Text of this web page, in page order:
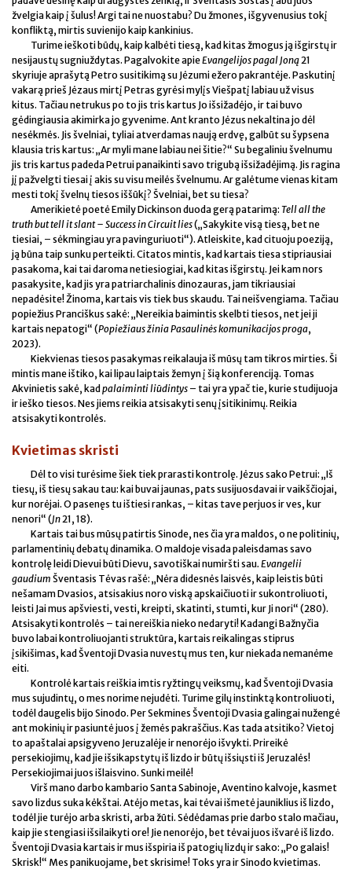
žvelgia kaip į šulus! Argi tai ne nuostabu? Du žmones, išgyvenusius tokį
konfliktą, mirtis suvienijo kaip kankinius.
Turime ieškoti būdų, kaip kalbėti tiesą, kad kitas žmogus ją išgirstų ir
nesijaustų sugniuždytas. Pagalvokite apieEvangelijos pagal Joną21
skyriuje aprašytą Petro susitikimą su Jėzumi ežero pakrantėje. Paskutinį
vakarą prieš Jėzaus mirtį Petras gyrėsi mylįs Viešpatį labiau už visus
kitus. Tačiau netrukus po to jis tris kartus Jo išsižadėjo, ir tai buvo
gėdingiausia akimirka jo gyvenime. Ant kranto Jėzus nekaltina jo dėl
nesėkmės. Jis švelniai, tyliai atverdamas naują erdvę, galbūt su šypsena
klausia tris kartus: „Ar myli mane labiau nei šitie?“ Su begaliniu švelnumu
jis tris kartus padeda Petrui panaikinti savo trigubą išsižadėjimą. Jis ragina
jį pažvelgti tiesai į akis su visu meilės švelnumu. Ar galėtume vienas kitam
mesti tokį švelnų tiesos iššūkį? Švelniai, bet su tiesa?
Amerikietė poetė Emily Dickinson duoda gerą patarimą: Tell all the
truth but tell it slant – Success in Circuit lies(„Sakykite visą tiesą, bet ne
tiesiai, – sėkmingiau yra pavinguriuoti“). Atleiskite, kad cituoju poeziją,
ją būna taip sunku perteikti. Citatos mintis, kad kartais tiesa stipriausiai
pasakoma, kai tai daroma netiesiogiai, kad kitas išgirstų. Jei kam nors
pasakysite, kad jis yra patriarchalinis dinozauras, jam tikriausiai
nepadėsite! Žinoma, kartais vis tiek bus skaudu. Tai neišvengiama. Tačiau
popiežius Pranciškus sakė: „Nereikia baimintis skelbti tiesos, net jei ji
kartais nepatogi“ (Popiežiaus žinia Pasaulinės komunikacijos proga,
2023).
Kiekvienas tiesos pasakymas reikalauja iš mūsų tam tikros mirties. Ši
mintis mane ištiko, kai lipau laiptais žemyn į šią konferenciją. Tomas
Akvinietis sakė, kadpalaiminti liūdintys – tai yra ypač tie, kurie studijuoja
ir ieško tiesos. Nes jiems reikia atsisakyti senų įsitikinimų. Reikia
atsisakyti kontrolės.
Kvietimas skristi
Dėl to visi turėsime šiek tiek prarasti kontrolę. Jėzus sako Petrui: „Iš
tiesų, iš tiesų sakau tau: kai buvai jaunas, pats susijuosdavai ir vaikščiojai,
kur norėjai. O pasenęs tu ištiesi rankas, – kitas tave perjuos ir ves, kur
nenori“ (Jn21, 18).
Kartais tai bus mūsų patirtis Sinode, nes čia yra maldos, o ne politinių,
parlamentinių debatų dinamika. O maldoje visada paleisdamas savo
kontrolę leidi Dievui būti Dievu, savotiškai numiršti sau. Evangelii
gaudium Šventasis Tėvas rašė: „Nėra didesnės laisvės, kaip leistis būti
nešamam Dvasios, atsisakius noro viską apskaičiuoti ir sukontroliuoti,
leisti Jai mus apšviesti, vesti, kreipti, skatinti, stumti, kur Ji nori“ (280).
Atsisakyti kontrolės – tai nereiškia nieko nedaryti! Kadangi Bažnyčia
buvo labai kontroliuojanti struktūra, kartais reikalingas stiprus
įsikišimas, kad Šventoji Dvasia nuvestų mus ten, kur niekada nemanėme
eiti.
Kontrolė kartais reiškia imtis ryžtingų veiksmų, kad Šventoji Dvasia
mus sujudintų, o mes norime nejudėti. Turime gilų instinktą kontroliuoti,
todėl daugelis bijo Sinodo. Per Sekmines Šventoji Dvasia galingai nužengė
ant mokinių ir pasiuntė juos į žemės pakraščius. Kas tada atsitiko? Vietoj
to apaštalai apsigyveno Jeruzalėje ir nenorėjo išvykti. Prireikė
persekiojimų, kad jie išsikapstytų iš lizdo ir būtų išsiųsti iš Jeruzalės!
Persekiojimai juos išlaisvino. Sunki meilė!
Virš mano darbo kambario Santa Sabinoje, Aventino kalvoje, kasmet
savo lizdus suka kėkštai. Atėjo metas, kai tėvai išmetė jauniklius iš lizdo,
todėl jie turėjo arba skristi, arba žūti. Sėdėdamas prie darbo stalo mačiau,
kaip jie stengiasi išsilaikyti ore! Jie nenorėjo, bet tėvai juos išvarė iš lizdo.
Šventoji Dvasia kartais ir mus išspiria iš patogių lizdų ir sako: „Po galais!
Skrisk!“ Mes panikuojame, bet skrisime! Toks yra ir Sinodo kvietimas.